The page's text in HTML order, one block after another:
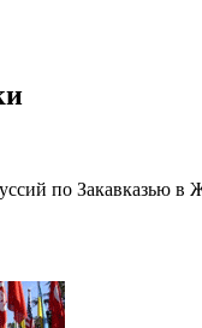
по Закавказью в